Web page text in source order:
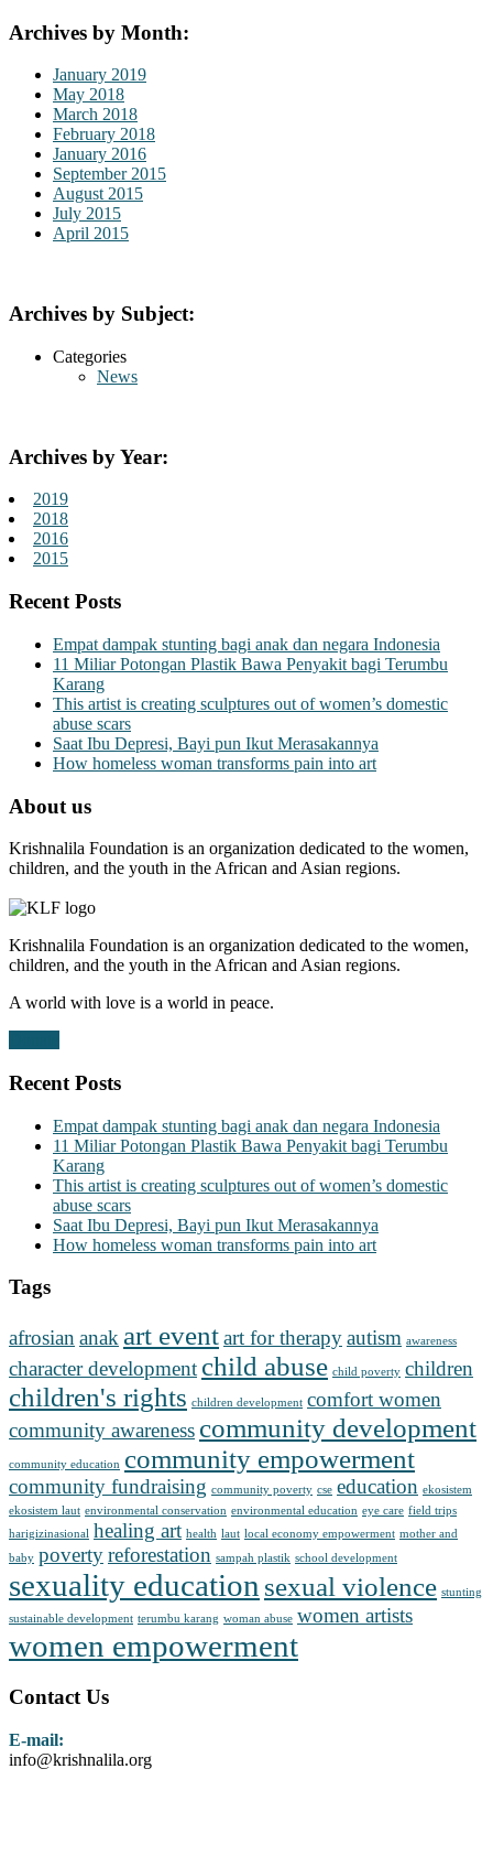
Archives by Month:
January 2019
May 2018
March 2018
February 2018
January 2016
September 2015
August 2015
July 2015
April 2015
Archives by Subject:
Categories
News
Archives by Year:
2019
2018
2016
2015
Recent Posts
Empat dampak stunting bagi anak dan negara Indonesia
11 Miliar Potongan Plastik Bawa Penyakit bagi Terumbu
Karang
This artist is creating sculptures out of women’s domestic
abuse scars
Saat Ibu Depresi, Bayi pun Ikut Merasakannya
How homeless woman transforms pain into art
About us
Krishnalila Foundation is an organization dedicated to the women,
children, and the youth in the African and Asian regions.
Krishnalila Foundation is an organization dedicated to the women,
children, and the youth in the African and Asian regions.
A world with love is a world in peace.
Recent Posts
Empat dampak stunting bagi anak dan negara Indonesia
11 Miliar Potongan Plastik Bawa Penyakit bagi Terumbu
Karang
This artist is creating sculptures out of women’s domestic
abuse scars
Saat Ibu Depresi, Bayi pun Ikut Merasakannya
How homeless woman transforms pain into art
Tags
afrosian anak art eventart for therapyautism awareness
character development child abuse child poverty children
children's rights children development comfort women
community awareness community development
community education community empowerment
community fundraising community poverty cse education ekosistem
ekosistem laut environmental conservation environmental education eye care field trips
harigizinasional healing art health laut local economy empowerment mother and
baby povertyreforestation sampah plastik school development
sexuality education sexual violence stunting
sustainable development terumbu karang woman abuse women artists
women empowerment
Contact Us
E-mail:
info@krishnalila.org